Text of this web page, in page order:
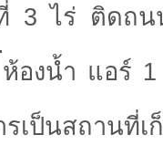
3 ไร่ ติดถ
องน้ำ แอร์ 1
เป็นสถานที่